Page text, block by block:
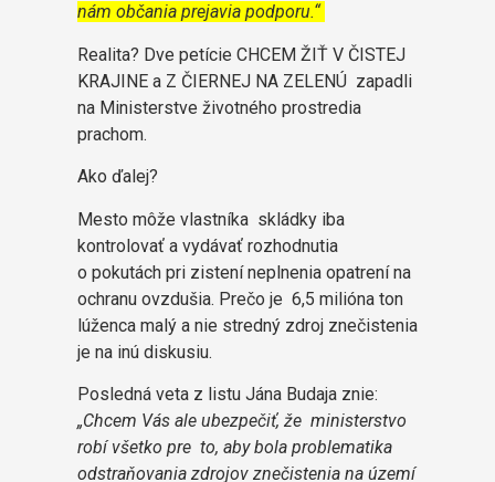
nám občania prejavia podporu.“
Realita? Dve petície CHCEM ŽIŤ V ČISTEJ
KRAJINE a Z ČIERNEJ NA ZELENÚ zapadli
na Ministerstve životného prostredia
prachom.
Ako ďalej?
Mesto môže vlastníka skládky iba
kontrolovať a vydávať rozhodnutia
o pokutách pri zistení neplnenia opatrení na
ochranu ovzdušia. Prečo je 6,5 milióna ton
lúženca malý a nie stredný zdroj znečistenia
je na inú diskusiu.
Posledná veta z listu Jána Budaja znie:
„Chcem Vás ale ubezpečiť, že ministerstvo
robí všetko pre to, aby bola problematika
odstraňovania zdrojov znečistenia na území